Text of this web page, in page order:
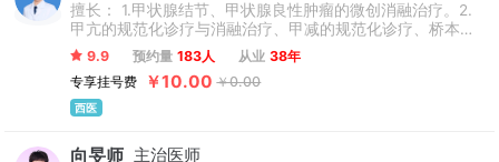
擅长： 1.甲状腺结节、甲状腺良性肿瘤的微创消融治疗。2.
甲亢的规范化诊疗与消融治疗、甲减的规范化诊疗、桥本氏
甲状腺炎的综合治疗。3.甲状腺癌术后管理。
9.9 预约量 183人 从业 38年
专享挂号费
￥10.00 ￥0.00
西医
向旻师 主治医师